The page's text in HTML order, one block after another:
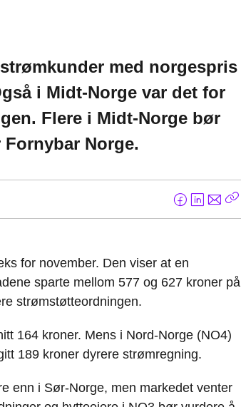
med norgespris
i Midt-Norge var det for
Flere i Midt-Norge bør
Norge.
F
e
L
E
for november. Den viser at en
sparte mellom 577 og 627 kroner på
strømstøtteordningen.
164 kroner. Mens i Nord-Norge (NO4)
189 kroner dyrere strømregning.
enn i Sør-Norge, men markedet venter